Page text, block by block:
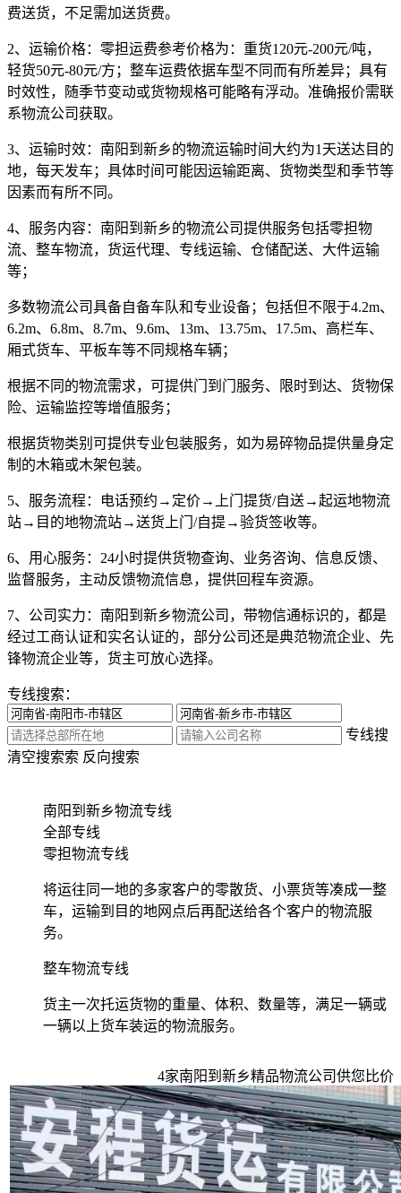
费送货，不足需加送货费。
2、运输价格： 零担运费参考价格为： 重货120元-200元/吨，
轻货50元-80元/方 ；整车运费依据车型不同而有所差异；具有
时效性，随季节变动或货物规格可能略有浮动。准确报价需联
系物流公司获取。
3、运输时效： 南阳到新乡的物流运输时间大约为1天送达目的
地，每天发车；具体时间可能因运输距离、货物类型和季节等
因素而有所不同。
4、服务内容： 南阳到新乡的物流公司提供服务包括零担物
流、整车物流，货运代理、专线运输、仓储配送、大件运输
等；
多数物流公司具备自备车队和专业设备；包括但不限于4.2m、
6.2m、6.8m、8.7m、9.6m、13m、13.75m、17.5m、高栏车、
厢式货车、平板车等不同规格车辆；
根据不同的物流需求，可提供门到门服务、限时到达、货物保
险、运输监控等增值服务；
根据货物类别可提供专业包装服务，如为易碎物品提供量身定
制的木箱或木架包装。
5、服务流程：
电话预约→定价→上门提货/自送→起运地物流
站→目的地物流站→送货上门/自提→验货签收等。
6、用心服务： 24小时提供货物查询、业务咨询、信息反馈、
监督服务，主动反馈物流信息，提供回程车资源。
7、公司实力： 南阳到新乡物流公司，带物信通标识的，都是
经过工商认证和实名认证的，部分公司还是典范物流企业、先
锋物流企业等，货主可放心选择。
专线搜索：
专线搜
索 反向搜索
清空搜索
南阳到新乡物流专线
全部专线
零担物流专线
将运往同一地的多家客户的零散货、小票货等凑成一整
车，运输到目的地网点后再配送给各个客户的物流服
务。
整车物流专线
货主一次托运货物的重量、体积、数量等，满足一辆或
一辆以上货车装运的物流服务。
4家南阳到新乡精品物流公司供您比价